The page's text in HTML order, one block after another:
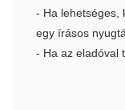
- Ha lehetséges,
egy írásos
- Ha az eladóval